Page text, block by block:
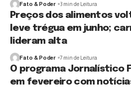
Fato & Poder 3 min de Leitura
Preços dos alimentos
leve trégua em junho;
lideram alta
Fato & Poder 7 min de Leitura
O programa Jornalístico
em fevereiro com